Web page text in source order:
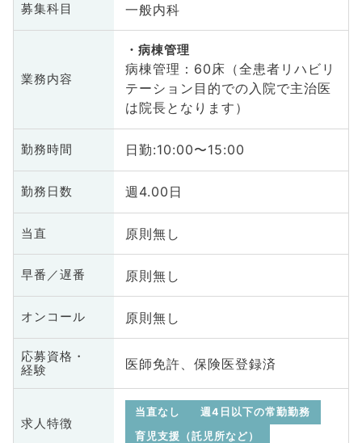
募集科目 一般内科
業務内容
病棟管理
病棟管理：60床（全患者リハビリ
テーション目的での入院で主治医
は院長となります）
勤務時間 日勤:10:00〜15:00
勤務日数 週4.00日
当直 原則無し
早番／遅番 原則無し
オンコール 原則無し
応募資格・
経験
医師免許、保険医登録済
求人特徴
当直なし
週4日以下の常勤勤務
育児支援（託児所など）